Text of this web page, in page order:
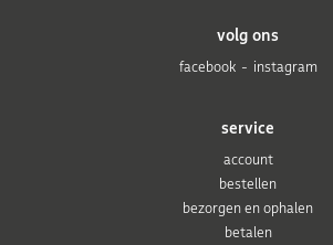
service
account
bestellen
bezorgen en ophalen
betalen
volg ons
facebook
instagram